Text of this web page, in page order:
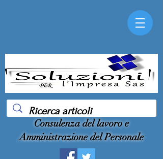
Consulenza del lavoro e
Amministrazione del Personale